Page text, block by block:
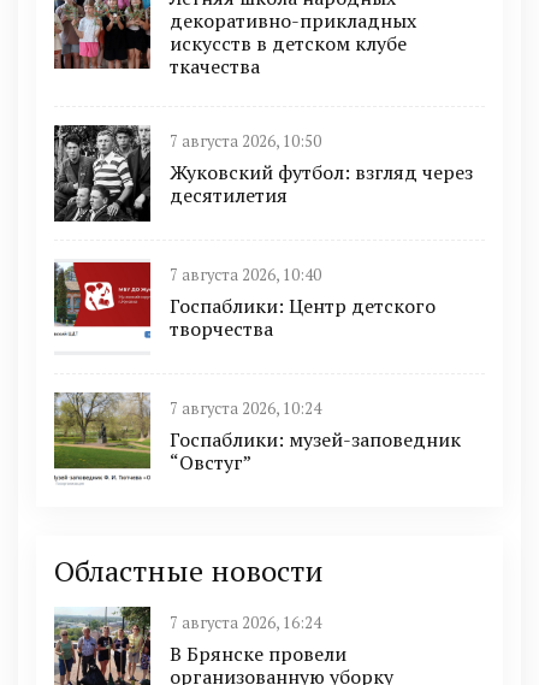
декоративно-прикладных
искусств в детском клубе
ткачества
7 августа 2026, 10:50
Жуковский футбол: взгляд через
десятилетия
7 августа 2026, 10:40
Госпаблики: Центр детского
творчества
7 августа 2026, 10:24
Госпаблики: музей-заповедник
“Овстуг”
Областные новости
7 августа 2026, 16:24
В Брянске провели
организованную уборку